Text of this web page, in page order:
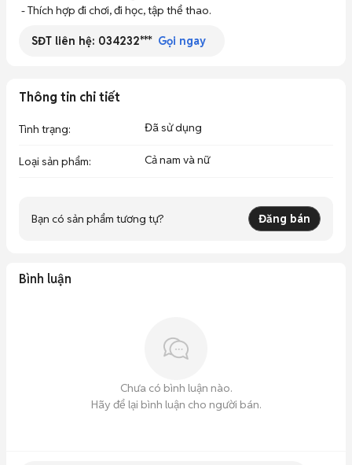
- Thích hợp đi chơi, đi học, tập thể thao.
SĐT liên hệ: 034232*** Gọi ngay
Thông tin chi tiết
Tình trạng: Đã sử dụng
Loại sản phẩm: Cả nam và nữ
Bạn có sản phẩm tương tự? Đăng bán
Bình luận
Chưa có bình luận nào.
Hãy để lại bình luận cho người bán.